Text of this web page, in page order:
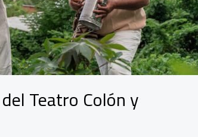
Teatro Colón y